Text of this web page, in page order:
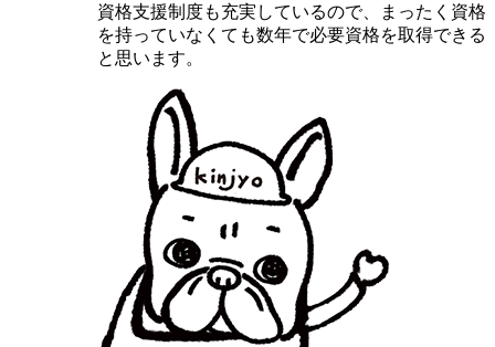
資格支援制度も充実しているので、まったく資格
を持っていなくても数年で必要資格を取得できる
と思います。